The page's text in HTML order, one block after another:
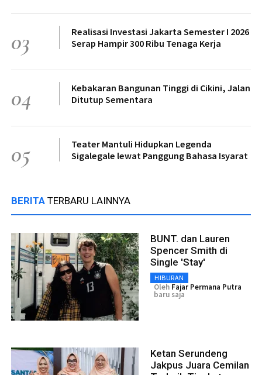
03
Realisasi Investasi Jakarta Semester I 2026
Serap Hampir 300 Ribu Tenaga Kerja
04
Kebakaran Bangunan Tinggi di Cikini, Jalan
Ditutup Sementara
05
Teater Mantuli Hidupkan Legenda
Sigalegale lewat Panggung Bahasa Isyarat
BERITA TERBARU LAINNYA
BUNT. dan Lauren
Spencer Smith di
Single 'Stay'
HIBURAN
Oleh Fajar Permana Putra
baru saja
Ketan Serundeng
Jakpus Juara Cemilan